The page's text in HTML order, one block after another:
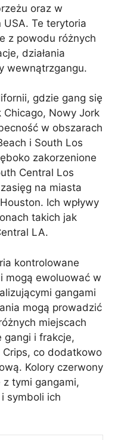
oraz w
USA. Te terytoria
z powodu różnych
działania
wewnątrzgangu.
gdzie gang się
Chicago, Nowy Jork
w obszarach
i South Los
zakorzenione
Central Los
na miasta
Ich wpływy
takich jak
LA.
kontrolowane
mogą ewoluować w
gangami
mogą prowadzić
miejscach
gangi i frakcje,
co dodatkowo
Kolory czerwony
tymi gangami,
symboli ich